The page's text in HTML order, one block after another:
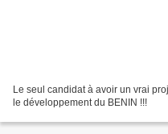
Le seul candidat à avoir un vrai
le développement du BENIN !!!